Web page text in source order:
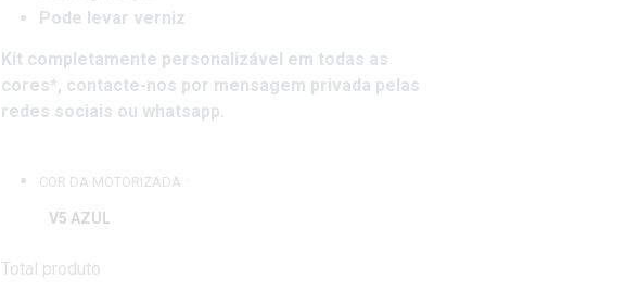
Pode levar verniz
Kit completamente personalizável em todas as
cores*, contacte-nos por mensagem privada pelas
redes sociais ou whatsapp.
COR DA MOTORIZADA
Total produto